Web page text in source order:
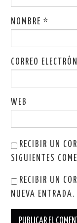
NOMBRE*
CORREO
WEB
RECIBIR UN
SIGUIENTES
RECIBIR UN
NUEVA ENTRADA.